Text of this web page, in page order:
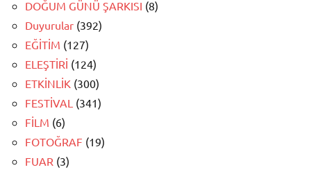
DOĞUM GÜNÜ ŞARKISI (8)
Duyurular (392)
EĞİTİM (127)
ELEŞTİRİ (124)
ETKİNLİK (300)
FESTİVAL (341)
FİLM (6)
FOTOĞRAF (19)
FUAR (3)